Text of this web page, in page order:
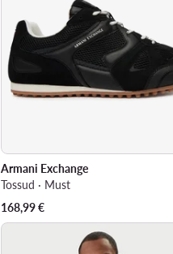
Armani Exchange
Tossud · Must
168,99€